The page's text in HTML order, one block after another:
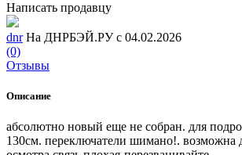
Написать продавцу
dnr На ДНРБЭЙ.РУ с 04.02.2026
(0)
Отзывы
Описание
абсолютно новый еще не собран. для
130см. переключатели шимано!. возможна